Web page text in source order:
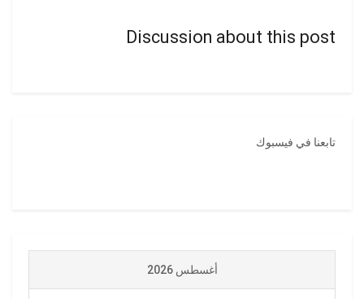
Discussion about this post
تابعنا في فيسبوك
أغسطس 2026